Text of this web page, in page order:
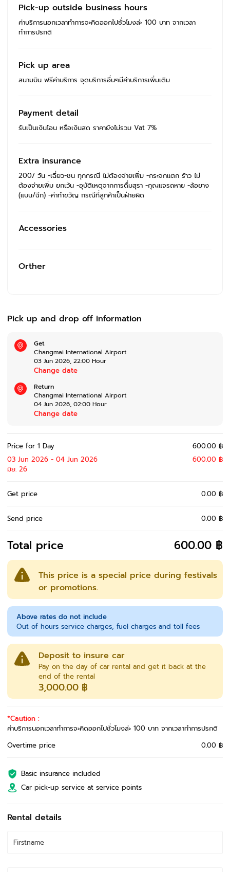
Pick-up outside business hours
ค่าบริการนอกเวลาทำการจะคิดออกไปชั่วโมงล่ะ 100 บาท จากเวลา
ทำการปรกติ
Pick up area
สนามบิน ฟรีค่าบริการ จุดบริการอื่นๆมีค่าบริการเพิ่มเติม
Payment detail
รับเป็นเงินโอน หรือเงินสด ราคายังไม่รวม Vat 7%
Extra insurance
200/ วัน -เฉี่ยว-ชน ทุกกรณี ไม่ต้องจ่ายเพิ่ม -กระจกแตก ร้าว ไม่
ต้องจ่ายเพิ่ม ยกเว้น -อุบัติเหตุจากการดื่มสุรา -กุญแจรถหาย -ล้อยาง
(แบน/ฉีก) -ค่าทำขวัญ กรณีที่ลูกค้าเป็นฝ่ายผิด
Accessories
Orther
Pick up and drop off information
Get
Changmai International Airport
03 Jun 2026, 22:00 Hour
Change date
Return
Changmai International Airport
04 Jun 2026, 02:00 Hour
Change date
Price for 1 Day
600.00 ฿
03 Jun 2026 - 04 Jun 2026
600.00 ฿
มิย. 26
Get price 0.00 ฿
Send price 0.00 ฿
Total price 600.00 ฿
This price is a special price during festivals
or promotions.
Above rates do not include
Out of hours service charges, fuel charges and toll fees
Deposit to insure car
Pay on the day of car rental and get it back at the
end of the rental
3,000.00 ฿
*Caution :
ค่าบริการนอกเวลาทำการจะคิดออกไปชั่วโมงล่ะ 100 บาท จากเวลาทำการปรกติ
Overtime price
0.00 ฿
Basic insurance included
Car pick-up service at service points
Rental details